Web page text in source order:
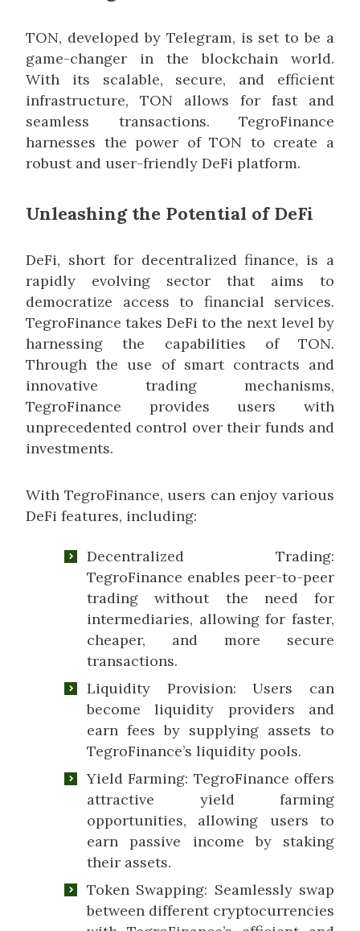
TON, developed by Telegram, is set to be a
game-changer in the blockchain world.
With its scalable, secure, and efficient
infrastructure, TON allows for fast and
seamless transactions. TegroFinance
harnesses the power of TON to create a
robust and user-friendly DeFi platform.
Unleashing the Potential of DeFi
DeFi, short for decentralized finance, is a
rapidly evolving sector that aims to
democratize access to financial services.
TegroFinance takes DeFi to the next level by
harnessing the capabilities of TON.
Through the use of smart contracts and
innovative trading mechanisms,
TegroFinance provides users with
unprecedented control over their funds and
investments.
With TegroFinance, users can enjoy various
DeFi features, including:
Decentralized Trading:
TegroFinance enables peer-to-peer
trading without the need for
intermediaries, allowing for faster,
cheaper, and more secure
transactions.
Liquidity Provision: Users can
become liquidity providers and
earn fees by supplying assets to
TegroFinance’s liquidity pools.
Yield Farming: TegroFinance offers
attractive yield farming
opportunities, allowing users to
earn passive income by staking
their assets.
Token Swapping: Seamlessly swap
between different cryptocurrencies